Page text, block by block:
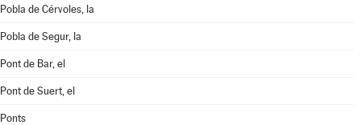
Pobla de Cérvoles, la
Pobla de Segur, la
Pont de Bar, el
Pont de Suert, el
Ponts